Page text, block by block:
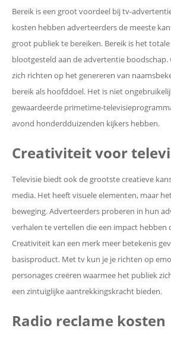
Bereik is een groot voordeel bij tv-
kosten hebben adverteerders de meeste
groot publiek te bereiken. Bereik is het
blootgesteld aan de advertentie boodschap.
zich richten op het genereren van
bereik als hoofddoel. Het is niet
gewaardeerde primetime-
avond honderdduizenden kijkers hebben.
Creativiteit voor
Televisie biedt ook de grootste creatieve
media. Het heeft visuele elementen, maar
beweging. Adverteerders proberen in hun
verhalen te vertellen die een impact hebben
Creativiteit kan een merk meer betekenis
basisproduct. Met tv kun je je richten op
personages creëren waarmee het publiek
een zintuiglijke aantrekkingskracht bieden.
Radio reclame kosten